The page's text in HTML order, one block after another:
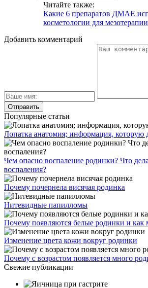
Читайте также:
Какие 6 препаратов ДМАЕ
косметологии для
Добавить комментарий
Популярные статьи
Лопатка анатомия; информация, которую
Чем опасно воспаление родинки? Что
воспаления?
Почему почернела висячая родинка
Нитевидные папилломы
Почему появляются белые родинки и как
Изменение цвета кожи вокруг родинки
Почему с возрастом появляется много
Свежие публикации